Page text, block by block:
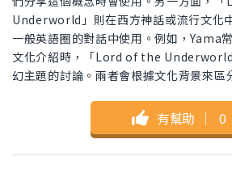
Underworld」則在西方神話或流行文化
一般英語圈的對話中使用。例如，Yama
文化介紹時，「Lord of the
幻主題的討論。兩者會根據文化背景來區
有幫助 ｜ 0